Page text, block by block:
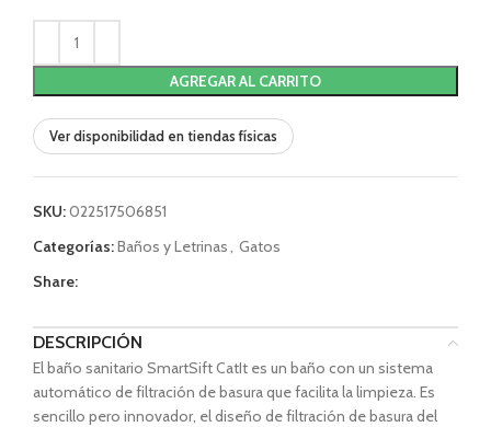
AGREGAR AL CARRITO
Ver disponibilidad en tiendas físicas
SKU:022517506851
Categorías:Baños y Letrinas, Gatos
Share:
DESCRIPCIÓN
El baño sanitario SmartSift CatIt es un baño con un sistema
automático de filtración de basura que facilita la limpieza. Es
sencillo pero innovador, el diseño de filtración de basura del